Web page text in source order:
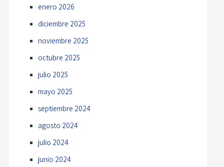
enero 2026
diciembre 2025
noviembre 2025
octubre 2025
julio 2025
mayo 2025
septiembre 2024
agosto 2024
julio 2024
junio 2024